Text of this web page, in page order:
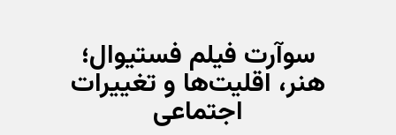
سوآرت فیلم فستیوال؛
هنر، اقلیت‌ها و تغییرات
اجتماعی